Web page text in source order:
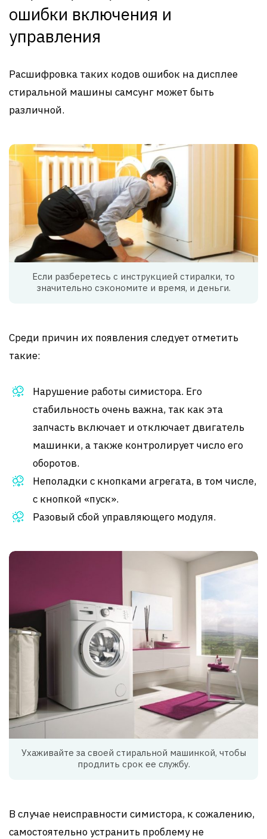
ошибки включения и
управления
Расшифровка таких кодов ошибок на дисплее
стиральной машины самсунг может быть
различной.
Если разберетесь с инструкцией стиралки, то
значительно сэкономите и время, и деньги.
Среди причин их появления следует отметить
такие:
Нарушение работы симистора. Его
стабильность очень важна, так как эта
запчасть включает и отключает двигатель
машинки, а также контролирует число его
оборотов.
Неполадки с кнопками агрегата, в том числе,
с кнопкой «пуск».
Разовый сбой управляющего модуля.
Ухаживайте за своей стиральной машинкой, чтобы
продлить срок ее службу.
В случае неисправности симистора, к сожалению,
самостоятельно устранить проблему не